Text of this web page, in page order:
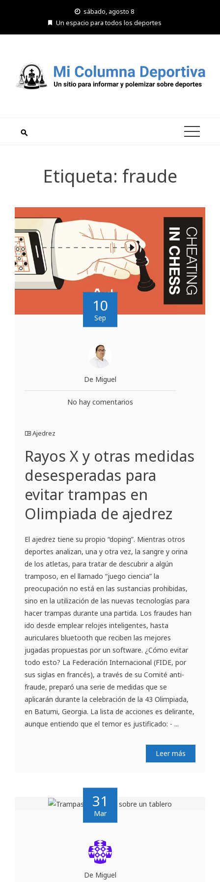
sábado, agosto 8
Un espacio para todos los deportes
Etiqueta: fraude
10
Sep
De Miguel
No hay comentarios
Ajedrez
Rayos X y otras medidas
desesperadas para
evitar trampas en
Olimpiada de ajedrez
El ajedrez tiene su propio “doping”. Mientras otros
deportes analizan, una y otra vez, la sangre y orina
de los atletas, para tratar de descubrir a algún
tramposo, en el llamado “juego ciencia” la
preocupación no está en las sustancias prohibidas,
sino en la utilización de las nuevas tecnologías para
hacer trampas durante una partida. Los fraudes han
ido desde emplear relojes inteligentes, hasta
auriculares bluetooth que reciben las mejores
jugadas propuestas por un software. ¿Cómo evitar
todo esto? La Federación Internacional (FIDE, por
sus siglas en francés), a través de su Comité anti-
fraude, preparó una serie de medidas que se
aplicarán durante la celebración de la 43 Olimpiada,
en Batumi, Georgia. La lista de acciones es delirante,
aunque entiendo que el temor es justificado: - ...
Leer más
31
Mar
De Miguel